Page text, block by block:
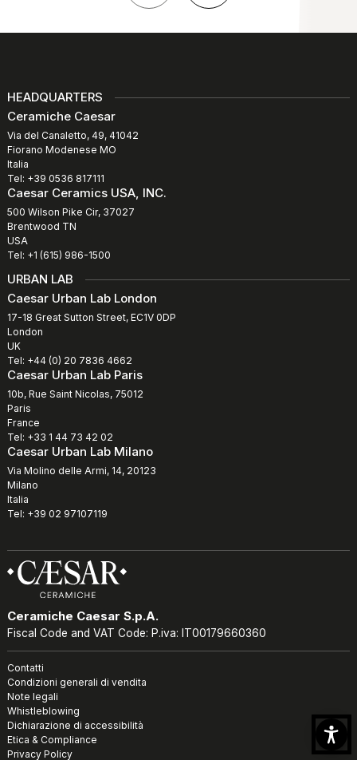
HEADQUARTERS
Ceramiche Caesar
Via del Canaletto, 49, 41042
Fiorano Modenese MO
Italia
Tel: +39 0536 817111
Caesar Ceramics USA, INC.
500 Wilson Pike Cir, 37027
Brentwood TN
USA
Tel: +1 (615) 986-1500
URBAN LAB
Caesar Urban Lab London
17-18 Great Sutton Street, EC1V 0DP
London
UK
Tel: +44 (0) 20 7836 4662
Caesar Urban Lab Paris
10b, Rue Saint Nicolas, 75012
Paris
France
Tel: +33 1 44 73 42 02
Caesar Urban Lab Milano
Via Molino delle Armi, 14, 20123
Milano
Italia
Tel: +39 02 97107119
Ceramiche Caesar S.p.A.
Fiscal Code and VAT Code: P.iva: IT00179660360
Contatti
Condizioni generali di vendita
Note legali
Whistleblowing
Dichiarazione di accessibilità
Etica & Compliance
Privacy Policy